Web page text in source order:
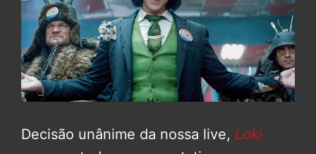
Decisão unânime da nossa live, Loki